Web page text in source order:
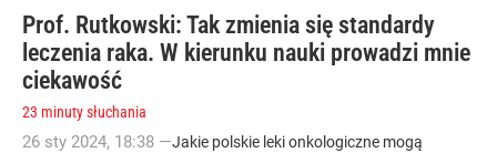
Prof. Rutkowski: Tak zmienia się standardy
leczenia raka. W kierunku nauki prowadzi mnie
ciekawość
23 minuty słuchania
26 sty 2024, 18:38 —Jakie polskie leki onkologiczne mogą